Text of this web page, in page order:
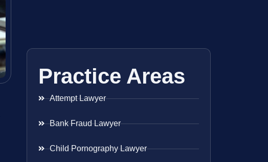
Practice Areas
Attempt Lawyer
Bank Fraud Lawyer
Child Pornography Lawyer